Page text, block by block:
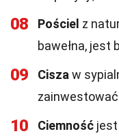
08 Pościel z
bawełna, jest
09 Cisza w
zainwestować
10 Ciemność jest